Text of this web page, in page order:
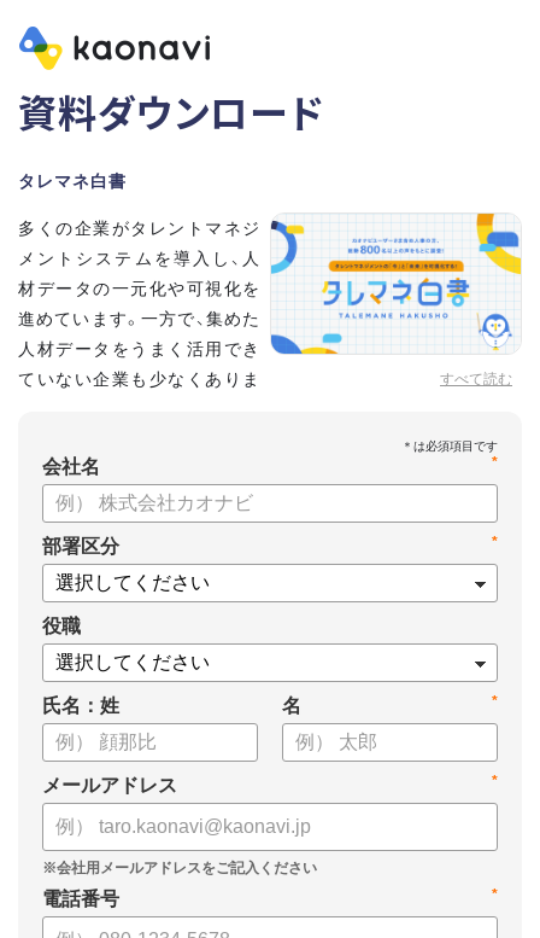
資料ダウンロード
タレマネ白書
すべて読む
多くの企業がタレントマネジ
メントシステムを導入し、人
材データの一元化や可視化を
進めています。一方で、集めた
人材データをうまく活用でき
ていない企業も少なくありま
こうした実情をふまえ、システム導入有無に留まらず、活用状
況や成果を明らかにすべく調査いたしました。
【資料の内容】
・タレントマネジメント推進の事業戦略貢献度
・タレントマネジメントシステム導入の手応え
・人事担当者以外でのカオナビ利用比率
これからのタレントマネジメントが目指すべき指針の参考と
して、ぜひお役立てください。
*
会社名
*
部署区分
役職
氏名：姓 *
名
*
メールアドレス
*
電話番号